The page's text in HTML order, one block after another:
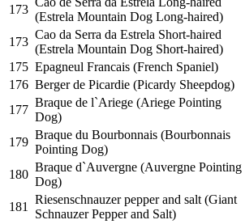
173
(Estrela Mountain Dog Long-haired)
173
Cao da Serra da Estrela Short-haired
(Estrela Mountain Dog Short-haired)
175 Epagneul Francais (French Spaniel)
176 Berger de Picardie (Picardy Sheepdog)
177
Braque de l`Ariege (Ariege Pointing
Dog)
179
Braque du Bourbonnais (Bourbonnais
Pointing Dog)
180
Braque d`Auvergne (Auvergne Pointing
Dog)
181
Riesenschnauzer pepper and salt (Giant
Schnauzer Pepper and Salt)